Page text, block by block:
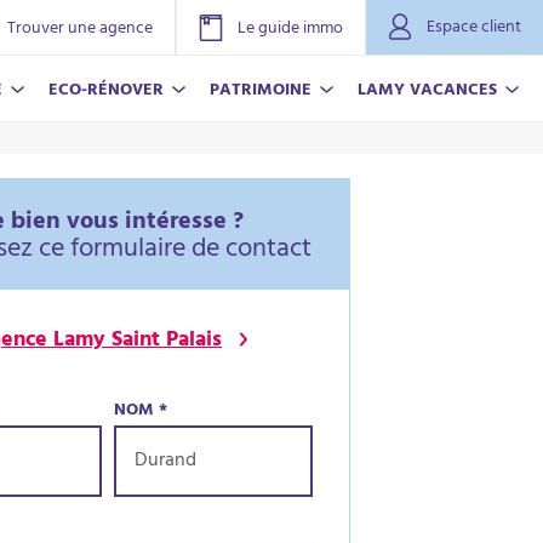
Trouver une agence Le guide immo
Espace client
ECO-RÉNOVER PATRIMOINE LAMY VACANCES
bien vous intéresse ?
ce formulaire de contact
Lamy Saint Palais
NOM*